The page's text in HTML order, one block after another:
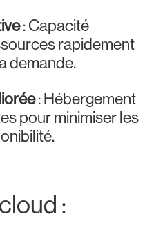
: Capacité
rapidement
demande.
: Hébergement
pour minimiser les
: